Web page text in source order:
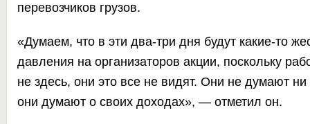
перевозчиков грузов.
«Думаем, что в эти два-три дня будут какие-то
давления на организаторов акции, поскольку
не здесь, они это все не видят. Они не думают
они думают о своих доходах», — отметил он.